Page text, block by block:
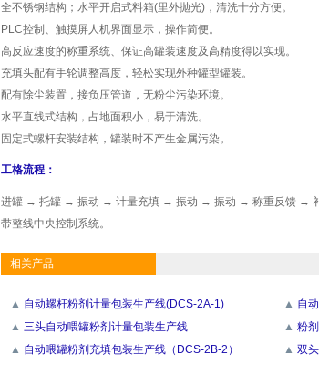
全不锈钢结构；水平开启式料箱(里外抛光)，清洗十分方便。
PLC控制、触摸屏人机界面显示，操作简便。
高反应速度的称重系统、保证高罐装速度及高精度得以实现。
充填头配有手轮调整高度，轻松实现外种罐型罐装。
配有除尘装置，接负压管道，无粉尘污染环境。
水平直线式结构，占地面积小，易于清洗。
固定式螺杆安装结构，罐装时不产生金属污染。
工格流程：
进罐 → 托罐 → 振动 → 计量充填 → 振动 → 振动 → 称重反馈 →
带整线中央控制系统。
相关产品
▲ 自动螺杆粉剂计量包装生产线(DCS-2A-1) ▲ 自
▲ 三头自动喂罐粉剂计量包装生产线 ▲ 粉
▲ 自动喂罐粉剂充填包装生产线（DCS-2B-2） ▲ 双